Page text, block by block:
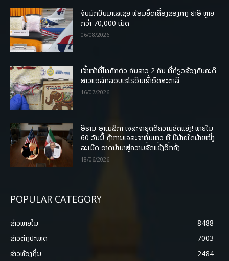
ຈັບນັກບິນມາເລເຊຍ ພ້ອມຍຶດເຄື່ອງຂອງກາງ ຢາອີ ຫຼາຍ
ກວ່າ 70,000 ເມັດ
06/08/2026
ເຈົ້າໜ້າທີ່ໄທກັກຕົວ ຄົນລາວ 2 ຄົນ ທີ່ກ່ຽວຂ້ອງກັບຄະດີ
ສາວແອລັກລອບເຮໂຣອີນເຂົ້າອົດສະຕາລີ
16/07/2026
ອີຣານ-ອາເມລິກາ ເຈລະຈາຍຸດຕິຄວາມຂັດແຍ່ງ! ພາຍໃນ
60 ວັນນີ້ ຖ້າການເຈລະຈາຫຼົ້ມເຫຼວ ຫຼື ມີຝ່າຍໃດຝ່າຍໜຶ່ງ
ລະເມີດ ອາດນໍາມາສູ່ຄວາມຂັດແຍ້ງອີກຄັ້ງ
18/06/2026
POPULAR CATEGORY
ຂ່າວພາຍ​ໃນ
8488
ຂ່າວຕ່າງປະເທດ
7003
ຂ່າວທ້ອງຖິ່ນ
2484